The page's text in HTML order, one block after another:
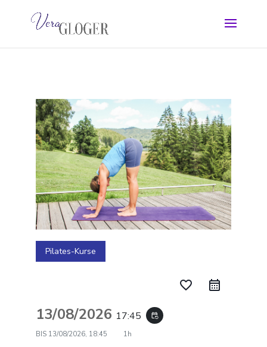
Pilates-Kurse
favorite_border
13/08/2026 17:45 event_repeat
BIS 13/08/2026, 18:45 1h